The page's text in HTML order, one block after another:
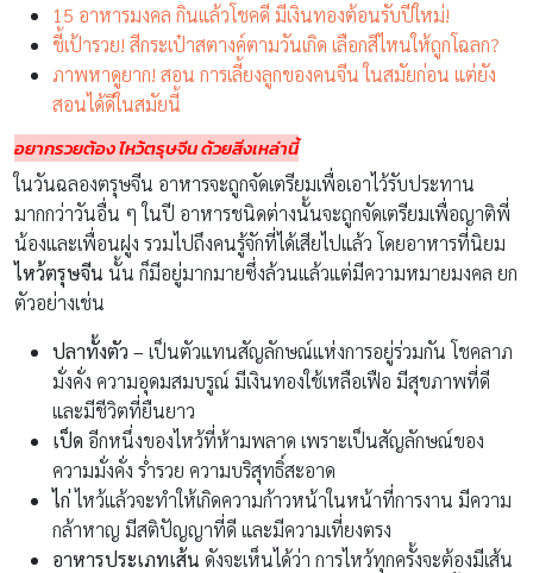
15 อาหารมงคล กินแล้วโชคดี มีเงินทองต้อนรับปีใหม่!
ชี้เป้ารวย! สีกระเป๋าสตางค์ตามวันเกิด เลือกสีไหนให้ถูกโฉลก?
ภาพหาดูยาก! สอน การเลี้ยงลูกของคนจีน ในสมัยก่อน แต่ยัง
สอนได้ดีในสมัยนี้
อยากรวยต้อง ไหว้ตรุษจีน ด้วยสิ่งเหล่านี้
ในวันฉลองตรุษจีน อาหารจะถูกจัดเตรียมเพื่อเอาไว้รับประทาน
มากกว่าวันอื่น ๆ ในปี อาหารชนิดต่างนั้นจะถูกจัดเตรียมเพื่อญาติพี่
น้องและเพื่อนฝูง รวมไปถึงคนรู้จักที่ได้เสียไปแล้ว โดยอาหารที่นิยม
ไหว้ตรุษจีน นั้น ก็มีอยู่มากมายซึ่งล้วนแล้วแต่มีความหมายมงคล ยก
ตัวอย่างเช่น
ปลาทั้งตัว – เป็นตัวแทนสัญลักษณ์แห่งการอยู่ร่วมกัน โชคลาภ
มั่งคั่ง ความอุดมสมบรูณ์ มีเงินทองใช้เหลือเฟือ มีสุขภาพที่ดี
และมีชีวิตที่ยืนยาว
เป็ด อีกหนึ่งของไหว้ที่ห้ามพลาด เพราะเป็นสัญลักษณ์ของ
ความมั่งคั่ง ร่ำรวย ความบริสุทธิ์สะอาด
ไก่ไหว้แล้วจะทำให้เกิดความก้าวหน้าในหน้าที่การงาน มีความ
กล้าหาญ มีสติปัญญาที่ดี และมีความเที่ยงตรง
อาหารประเภทเส้น ดังจะเห็นได้ว่า การไหว้ทุกครั้งจะต้องมีเส้น